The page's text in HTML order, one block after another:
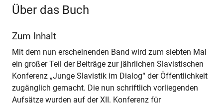
Über das Buch
Zum Inhalt
Mit dem nun erscheinenden Band wird zum siebten Mal
ein großer Teil der Beiträge zur jährlichen Slavistischen
Konferenz „Junge Slavistik im Dialog“ der Öffentlichkeit
zugänglich gemacht. Die nun schriftlich vorliegenden
Aufsätze wurden auf der XII. Konferenz für